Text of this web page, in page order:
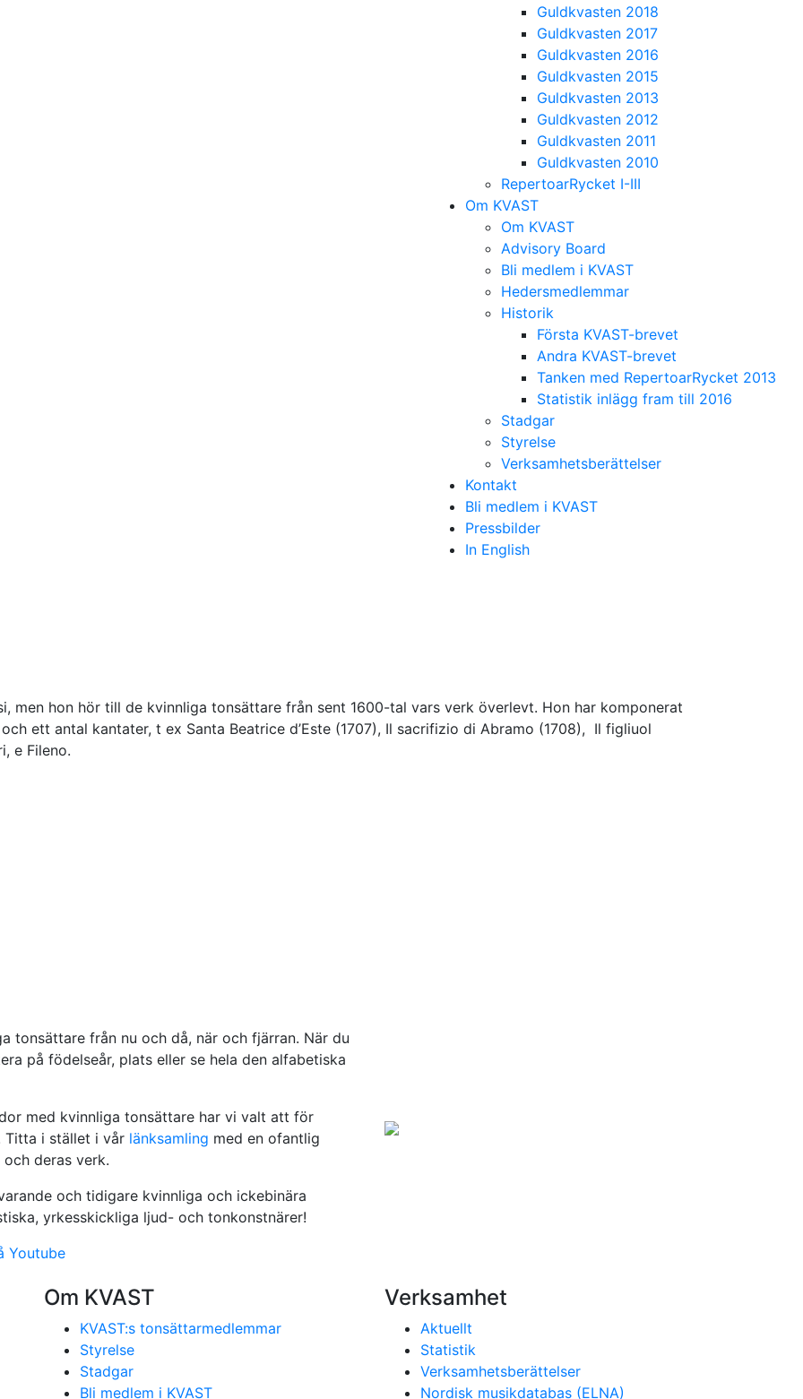
Guldkvasten 2018
Guldkvasten 2017
Guldkvasten 2016
Guldkvasten 2015
Guldkvasten 2013
Guldkvasten 2012
Guldkvasten 2011
Guldkvasten 2010
RepertoarRycket I-III
Om KVAST
Om KVAST
Advisory Board
Bli medlem i KVAST
Hedersmedlemmar
Historik
Första KVAST-brevet
Andra KVAST-brevet
Tanken med RepertoarRycket 2013
Statistik inlägg fram till 2016
Stadgar
Styrelse
Verksamhetsberättelser
Kontakt
Bli medlem i KVAST
Pressbilder
In English
men hon hör till de kvinnliga tonsättare från sent 1600-tal vars verk överlevt. Hon har komponerat
ett antal kantater, t ex Santa Beatrice d’Este (1707), Il sacrifizio di Abramo (1708), Il figliuol
e Fileno.
tonsättare från nu och då, när och fjärran. När du
på födelseår, plats eller se hela den alfabetiska
med kvinnliga tonsättare har vi valt att för
Titta i stället i vår länksamling med en ofantlig
deras verk.
och tidigare kvinnliga och ickebinära
yrkesskickliga ljud- och tonkonstnärer!
Youtube
Om KVAST
KVAST:s tonsättarmedlemmar
Styrelse
Stadgar
Bli medlem i KVAST
Verksamhet
Aktuellt
Statistik
Verksamhetsberättelser
Nordisk musikdatabas (ELNA)